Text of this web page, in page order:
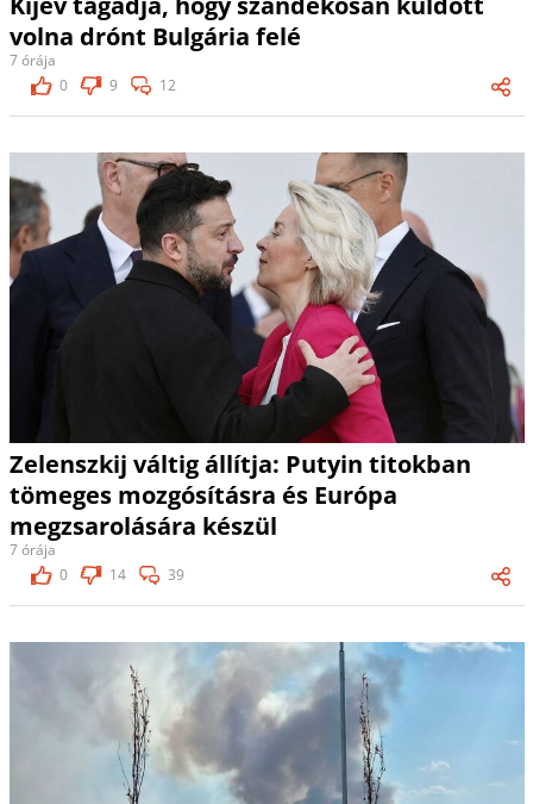
volna drónt Bulgária felé
7 órája
0
9 12
Zelenszkij váltig állítja: Putyin titokban
tömeges mozgósításra és Európa
megzsarolására készül
7 órája
0
14 39